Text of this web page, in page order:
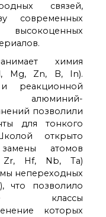
связей,
современных
химия
Mg, Zn, B, In).
реакционной
позволили
для тонкого
открыто
атомов
Zr, Hf, Nb, Ta)
непереходных
что позволило
классы
которых